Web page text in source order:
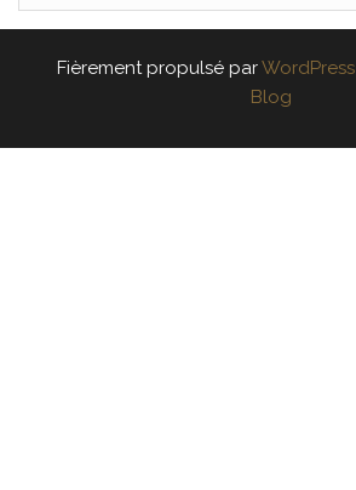
Fièrement propulsé parWordPress
Blog